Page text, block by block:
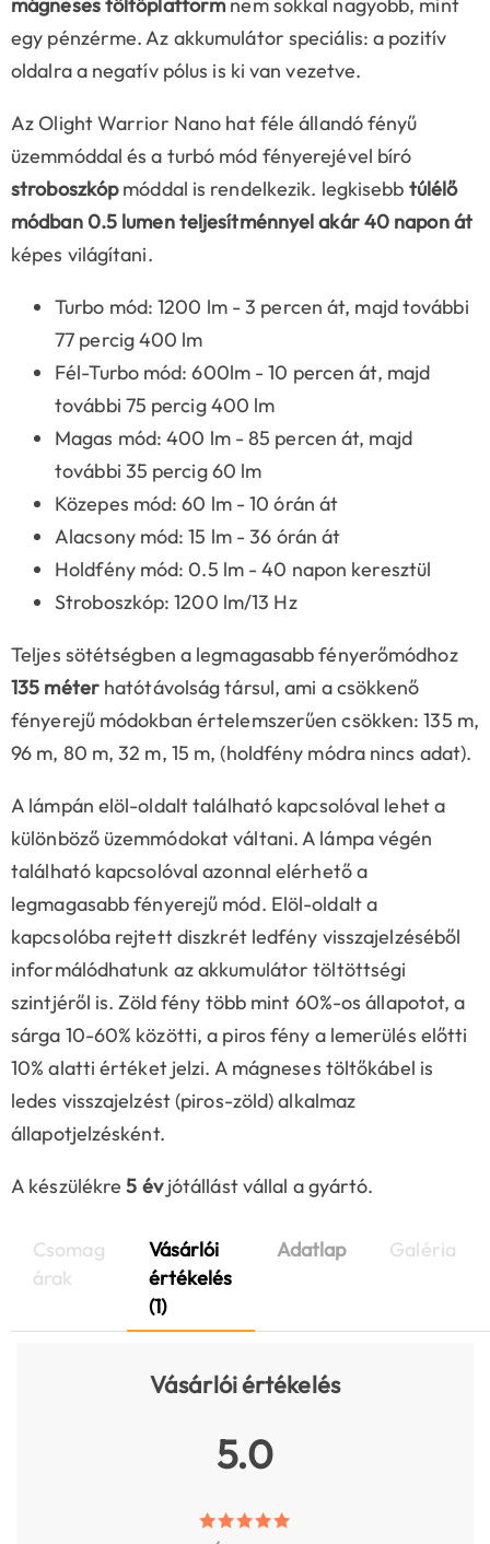
mágneses töltőplatformnem sokkal nagyobb, mint
egy pénzérme. Az akkumulátor speciális: a pozitív
oldalra a negatív pólus is ki van vezetve.
Az Olight Warrior Nano hat féle állandó fényű
üzemmóddal és a turbó mód fényerejével bíró
stroboszkópmóddal is rendelkezik. legkisebb túlélő
módban 0.5 lumen teljesítménnyel akár 40 napon át
képes világítani.
Turbo mód: 1200 lm - 3 percen át, majd további
77 percig 400 lm
Fél-Turbo mód: 600lm - 10 percen át, majd
további 75 percig 400 lm
Magas mód: 400 lm - 85 percen át, majd
további 35 percig 60 lm
Közepes mód: 60 lm - 10 órán át
Alacsony mód: 15 lm - 36 órán át
Holdfény mód: 0.5 lm - 40 napon keresztül
Stroboszkóp: 1200 lm/13 Hz
Teljes sötétségben a legmagasabb fényerőmódhoz
135 méterhatótávolság társul, ami a csökkenő
fényerejű módokban értelemszerűen csökken: 135 m,
96 m, 80 m, 32 m, 15 m, (holdfény módra nincs adat).
A lámpán elöl-oldalt található kapcsolóval lehet a
különböző üzemmódokat váltani. A lámpa végén
található kapcsolóval azonnal elérhető a
legmagasabb fényerejű mód. Elöl-oldalt a
kapcsolóba rejtett diszkrét ledfény visszajelzéséből
informálódhatunk az akkumulátor töltöttségi
szintjéről is. Zöld fény több mint 60%-os állapotot, a
sárga 10-60% közötti, a piros fény a lemerülés előtti
10% alatti értéket jelzi. A mágneses töltőkábel is
ledes visszajelzést (piros-zöld) alkalmaz
állapotjelzésként.
A készülékre5 évjótállást vállal a gyártó.
Csomag
árak
Vásárlói
értékelés
(1)
Adatlap Galéria
Vásárlói értékelés
5.0